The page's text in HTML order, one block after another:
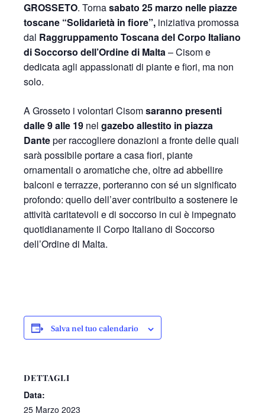
GROSSETO. Tornasabato 25 marzo nelle piazze
toscane “Solidarietà in fiore”, iniziativa promossa
dal Raggruppamento Toscana del Corpo Italiano
di Soccorso dell’Ordine di Malta– Cisom e
dedicata agli appassionati di piante e fiori, ma non
solo.
A Grosseto i volontari Cisomsaranno presenti
dalle 9 alle 19 nel gazebo allestito in piazza
Danteper raccogliere donazioni a fronte delle quali
sarà possibile portare a casa fiori, piante
ornamentali o aromatiche che, oltre ad abbellire
balconi e terrazze, porteranno con sé un significato
profondo: quello dell’aver contribuito a sostenere le
attività caritatevoli e di soccorso in cui è impegnato
quotidianamente il Corpo Italiano di Soccorso
dell’Ordine di Malta.
Salva nel tuo calendario
DETTAGLI
Data:
25 Marzo 2023